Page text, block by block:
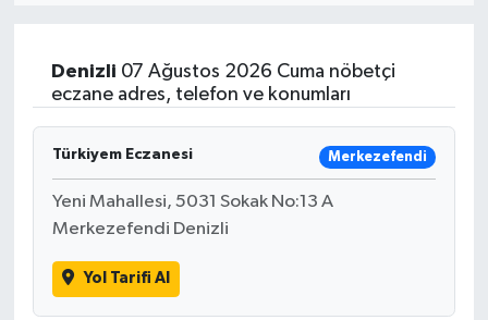
Denizli 07 Ağustos 2026 Cuma nöbetçi
eczane adres, telefon ve konumları
Türkiyem Eczanesi Merkezefendi
Yeni Mahallesi, 5031 Sokak No:13 A
Merkezefendi Denizli
Yol Tarifi Al
Kpss - Sınav